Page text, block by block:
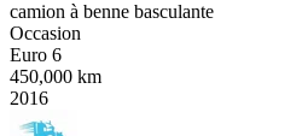
camion à benne basculante
Occasion
Euro 6
450,000 km
2016